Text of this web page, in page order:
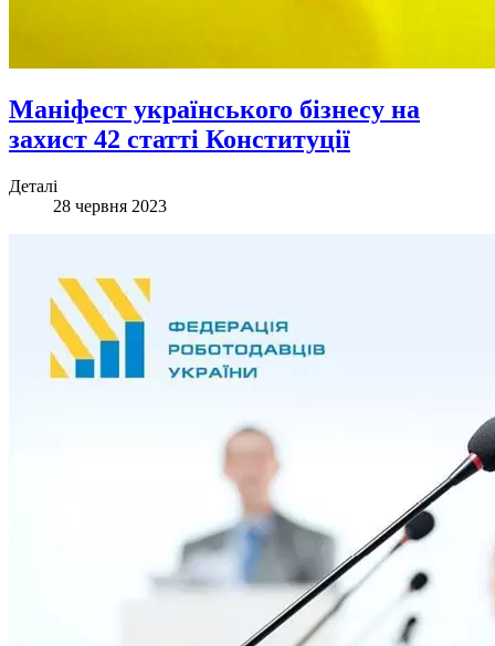
Маніфест українського бізнесу на
захист 42 статті Конституції
Деталі
28 червня 2023